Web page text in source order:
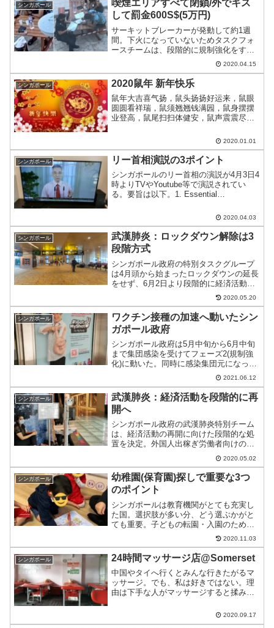
シンガポール
喫煙エリアすべて閉鎖/外でキス
して罰金600S$(5万円)
サーキットブレーカーが発動して約1週
間。下火になっていないためタスクフォ
ースチームは、段階的に規制強化をすす
めており喫煙エリアが本日からすべて閉
2020.04.15
シンガポール 2020鼠年 新年快乐
鼠年大吉喜气扬，鼠头扬扬好运来，鼠眼
圆圆看祥瑞，鼠须翘翘钱满园，鼠身摆摆
业登高，鼠尾扫扫体健安，鼠声震震尽欢
2020.01.01
シンガポール リー首相演説の3ポイント
シンガポールのリー首相の演説が4月3日4
時よりTVやYoutube等で演説されてい
る。要旨は以下。1. Essential
supermarkets, clinics, hosp...
2020.04.03
シンガポール
武漢肺炎：ロックダウン解除は3
段階方式
シンガポール政府の特別タスクグループ
は4月頭から始まったロックダウンの延長
をせず、6月2日より段階的に経済活動解
2020.05.20
シンガポール
ワクチン接種の加速へ動いたシン
ガポール政府
シンガポール政府は5月中旬から6月中旬
まで集団感染を受けてフェーズ2(規制強
化)に動いた。同時に感染集団元になって
いた学校への集団接種を加速させるとと
もに、全年齢の市民へワクチン接種をす
すめる動きに転じた。
2021.06.12
シンガポール
武漢肺炎：経済活動を段階的に再
開へ
シンガポール政府の武漢肺炎特別チーム
は、経済活動の再開に向けた段階的な処
置を決定。外国人出稼ぎ労働者向けの寄
宿舎(dormitory)ではまだ発生しているも
のの、ローカルでの感染減少を受けたも
の。
2020.05.02
シンガポール
幼稚園(保育園)探しで重要な3つ
のポイント
シンガポールは教育機関がとても充実し
た国。選択肢が多い分、どう選ぶかがと
ても重要。子どもの転園・入園のために
いろいろ周ったので、そのとき重要だと
思った5つのポイントを紹介。
2020.11.03
シンガポール 24時間マッサージ店@Somerset
中国やタイへ行くとみんな行きたがるマ
ッサージ。でも、私は好きではない。理
由は下手な人がマッサージすると揉み返
2020.09.17